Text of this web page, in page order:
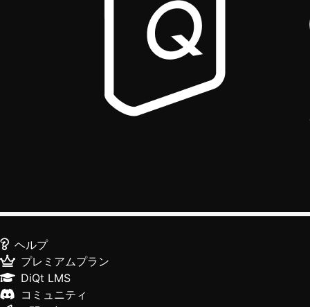
ヘルプ
プレミアムプラン
DiQt LMS
コミュニティ